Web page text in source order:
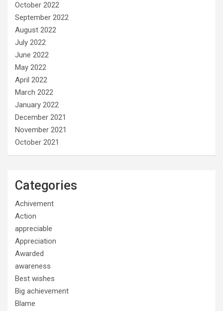
October 2022
September 2022
August 2022
July 2022
June 2022
May 2022
April 2022
March 2022
January 2022
December 2021
November 2021
October 2021
Categories
Achivement
Action
appreciable
Appreciation
Awarded
awareness
Best wishes
Big achievement
Blame